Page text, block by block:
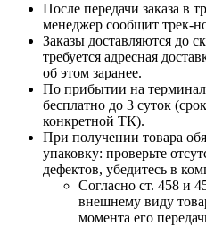
После передачи заказа в
менеджер сообщит трек-
Заказы доставляются до
требуется адресная
об этом заранее.
По прибытии на терминал
бесплатно до 3 суток
конкретной ТК).
При получении товара
упаковку: проверьте
дефектов, убедитесь в
Согласно ст. 458 и
внешнему виду
момента его